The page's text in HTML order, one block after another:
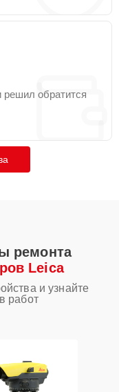
обратится
ремонта
Leica
и узнайте
работ